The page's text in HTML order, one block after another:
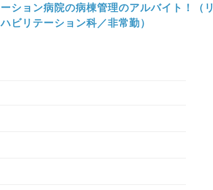
ーション病院の病棟管理のアルバイト！（リ
ハビリテーション科／非常勤）